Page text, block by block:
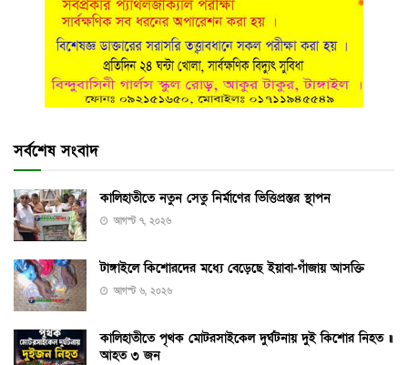
সর্বশেষ সংবাদ
কালিহাতীতে নতুন সেতু নির্মাণের ভিত্তিপ্রস্তর স্থাপন
আগস্ট ৭, ২০২৬
টাঙ্গাইলে কিশোরদের মধ্যে বেড়েছে ইয়াবা-গাঁজায় আসক্তি
আগস্ট ৬, ২০২৬
কালিহাতীতে পৃথক মোটরসাইকেল দুর্ঘটনায় দুই কিশোর নিহত ॥
আহত ৩ জন